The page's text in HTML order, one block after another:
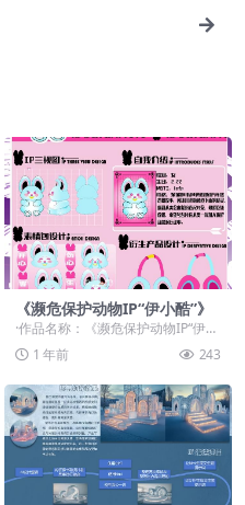
《濒危保护动物IP“伊小酷”》
·作品名称：《濒危保护动物IP“伊小
酷”》 ·作品赛道：学生组：自由主
题赛道-”...
1 年前 243